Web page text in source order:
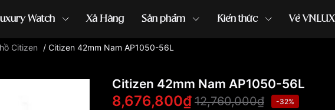
Watch Xả Hàng Sản phẩm Kiến thức Về VNLUX
đồng hồ Orient ...
Citizen / Citizen 42mm Nam AP1050-56L
Citizen 42mm Nam AP1050-56L
8,676,800₫ 12,760,000₫ -32%